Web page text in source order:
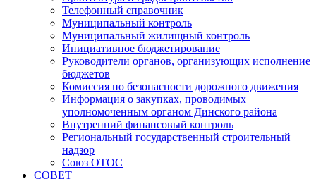
Телефонный справочник
Муниципальный контроль
Муниципальный жилищный контроль
Инициативное бюджетирование
Руководители органов, организующих исполнение
бюджетов
Комиссия по безопасности дорожного движения
Информация о закупках, проводимых
уполномоченным органом Динского района
Внутренний финансовый контроль
Региональный государственный строительный
надзор
Союз ОТОС
СОВЕТ